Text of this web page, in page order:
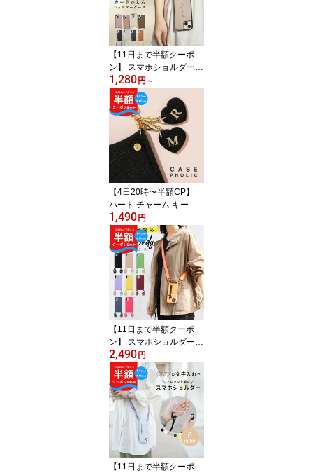
キーホルダー 名札 スト
ラップ ネームホルダー
可愛い プチギフト バッ
グ チャーム 大人 ラウン
ド型 人気
【11日まで半額クーポ
ン】 スマホショルダーケ
ース iPhone17 ケース シ
ョルダー付き ショルダー
ストラップ 革 スマホス
トラップショルダー おし
ゃれ 韓国 iPhone17Pro
ケース 推し活 iphone16
ケース シンプル iPhone1
5 ケース 薄い かわいい
名入れ 文字入れ カード
収納 革
1,280 円 ～
【4日20時〜半額CP】
ハート チャーム キーホ
ルダー 革 キーチャーム
おしゃれ ハート型 イニ
シャル キーホルダー か
わいい イニシャル チャ
ーム レザー プレゼント
アルファベット キーホル
ダー 名札 ストラップ ネ
ームホルダー 可愛い プ
チギフト バッグ チャー
ム 大人
1,490 円
【11日まで半額クーポ
ン】 スマホショルダー
ストラップ 太め スマホ
ケース ショルダー タイ
プ アイホン 推し活 ケー
ス iphone12 mini ケース
シリコン iPhone15 ケー
ス かわいい 韓国 推しカ
ラー ストラップ iPhone1
4 ケース ショルダー 文字
入れ 名入れ
2,490 円
【11日まで半額クーポ